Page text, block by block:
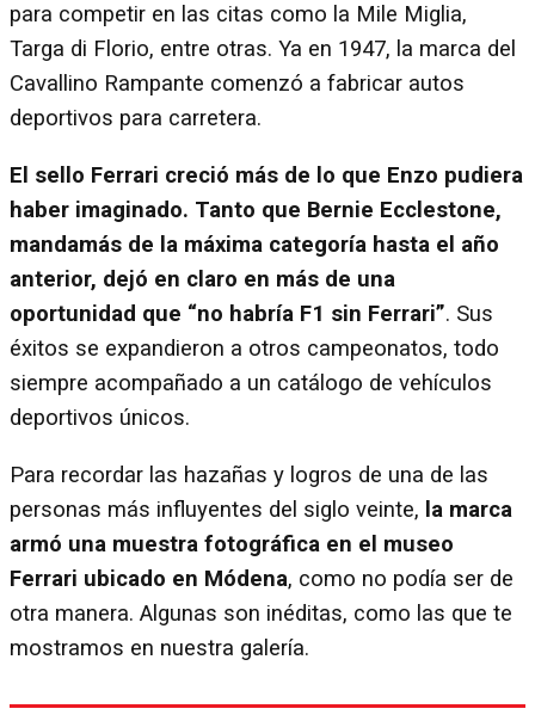
para competir en las citas como la Mile Miglia,
Targa di Florio, entre otras. Ya en 1947, la marca del
Cavallino Rampante comenzó a fabricar autos
deportivos para carretera.
El sello Ferrari creció más de lo que Enzo pudiera
haber imaginado. Tanto que Bernie Ecclestone,
mandamás de la máxima categoría hasta el año
anterior, dejó en claro en más de una
oportunidad que “no habría F1 sin Ferrari”. Sus
éxitos se expandieron a otros campeonatos, todo
siempre acompañado a un catálogo de vehículos
deportivos únicos.
Para recordar las hazañas y logros de una de las
personas más influyentes del siglo veinte, la marca
armó una muestra fotográfica en el museo
Ferrari ubicado en Módena, como no podía ser de
otra manera. Algunas son inéditas, como las que te
mostramos en nuestra galería.